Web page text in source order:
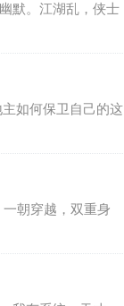
默。江湖乱，侠士
如何保卫自己的这
朝穿越，双重身